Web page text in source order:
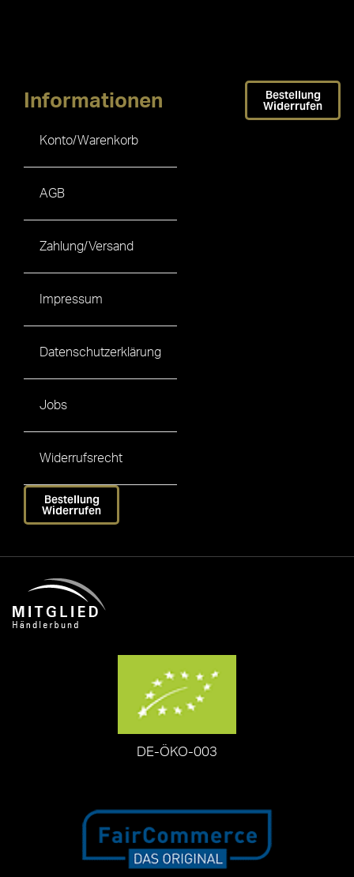
Informationen
Konto/Warenkorb
AGB
Zahlung/Versand
Impressum
Datenschutzerklärung
Jobs
Widerrufsrecht
Bestellung
Widerrufen
Bestellung
Widerrufen
DE-ÖKO-003